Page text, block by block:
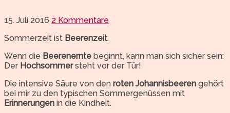
15. Juli 2016 2 Kommentare
Sommerzeit ist Beerenzeit.
Wenn die Beerenernte beginnt, kann man sich sicher sein:
Der Hochsommersteht vor der Tür!
Die intensive Säure von den roten Johannisbeeren gehört
bei mir zu den typischen Sommergenüssen mit
Erinnerungen in die Kindheit.